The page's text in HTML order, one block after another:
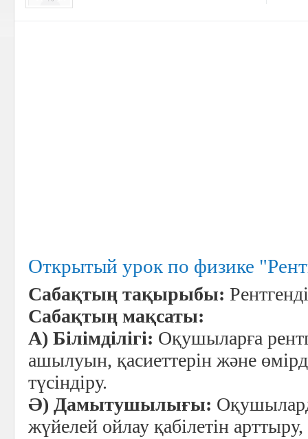
Открытый урок по физике
Сабақтың тақырыбы:
Сабақтың мақсаты:
А) Білімділігі: Оқушыларға
ашылуын, қасиеттерін және
түсіндіру.
Ә) Дамытушылығы:
жүйелей ойлау қабілетін арттыру,